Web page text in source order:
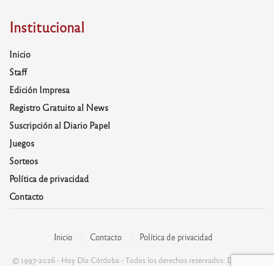
Institucional
Inicio
Staff
Edición Impresa
Registro Gratuito al News
Suscripción al Diario Papel
Juegos
Sorteos
Política de privacidad
Contacto
Inicio Contacto Política de privacidad
© 1997-2026 - Hoy Día Córdoba - Todos los derechos reservados. Desarrolla: